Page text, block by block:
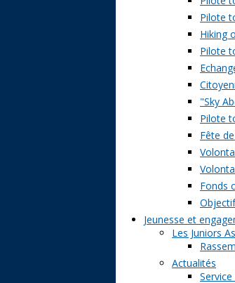
Pilote
Hiking
Pilote
"Sky
Pilote
Fête
Fonds
Jeunesse et
Les Juniors
Actualités